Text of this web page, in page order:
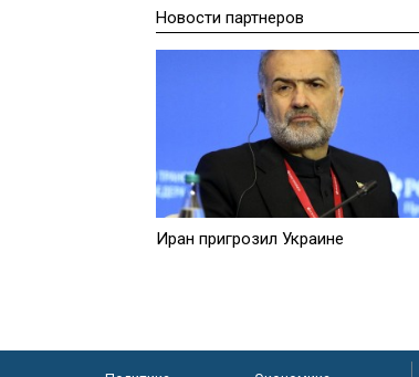
Новости партнеров
Иран пригрозил Украине